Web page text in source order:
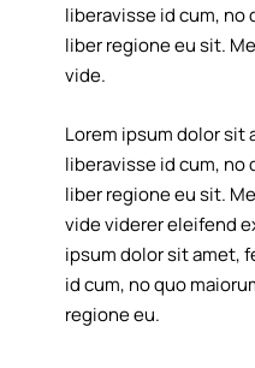
liberavisse id cum,
liber regione eu sit.
vide.
Lorem ipsum dolor
liberavisse id cum,
liber regione eu sit.
vide viderer eleifend
ipsum dolor sit amet,
id cum, no quo
regione eu.